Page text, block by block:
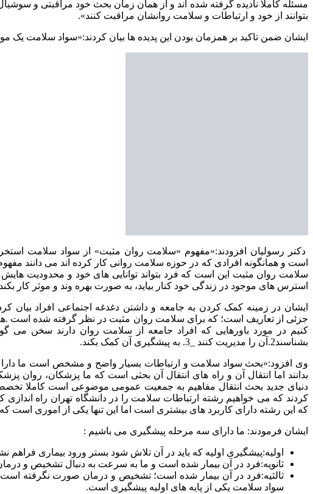
مسئله کاملا نادیده گرفته شده اند و از همان زمان بحث خود مراقبتی و
بتوانند از خود و ارتباطات و سلامت روانشان مراقبت کنند».
ایشان ضمن تاکید بر همزمان بودن این پدیده ها بیان کردند:«سواد سلامت یک
دکتر رسولیان افزودند:«مفهوم «سلامت روان مثبت» از سواد سلامت
است و همانگونه افرادی که در حوزه سلامت روانی کار کرده اند می دانند
سلامت روان مثبت این است که فرد بتواند توانایی های خود و محدودیت
استرس های موجود در زندگی خود کنار بیاید، به صورت بهره وند و موثر کار
جزئی از تعاریف است؛ که برای سلامت روان مثبت در نظر گرفته شده است
بشناسند2.آن را مدیریت کنند _3. به پیشگیری آن کمک بکند.
وی افزود:«بحث سواد سلامت و ارتباطات بسیار واضح و مشخص است ما
بدانند اما انتقال آن و راه های انتقال آن بحثی است که ما پزشکان، روان
دنیای جدید بحث انتقال مفاهیم به جمعیت عمومی موضوعی است کاملا
کردند که می خواهیم رشته ارتباطات سلامت را در دانشگاه تهران راه اندازی
که این رشته دارای کاربرد های بیشتری است اما این تنها یکی از اموری است
ایشان فرمودند: ما دارای سه مرحله پیشگیری می باشیم :
اولیه:پیشگیری اولیه که باید در آن تلاش شود بستر ورود بیماری فراهم
ثانویه:فرد در آن بیمار شده است و ما به سرعت به دنبال تشخیص و
ثالثیه:فرد در آن بیمار شده است؛ تشخیص و درمان صورت نگرفته است
سواد سلامت یکی از پایه های اولیه پیشگیری است.